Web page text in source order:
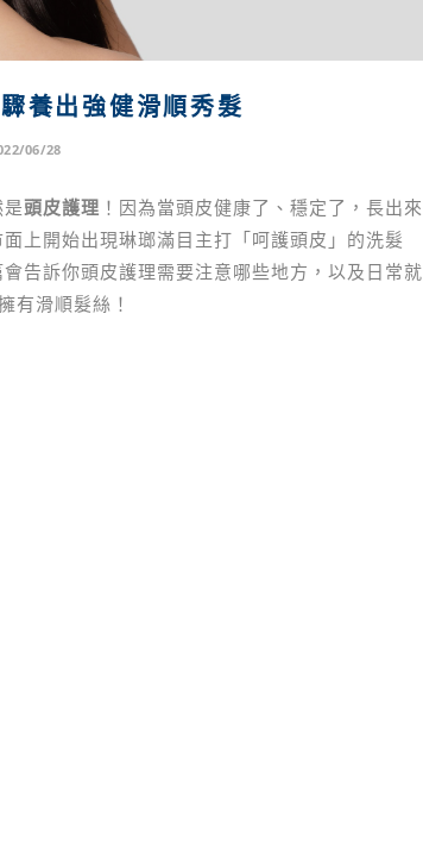
養出強健滑順秀髮
06/28
頭皮護理 ！因為當頭皮健康了、穩定了，長出來
上開始出現琳瑯滿目主打「呵護頭皮」的洗髮
告訴你頭皮護理需要注意哪些地方，以及日常就
有滑順髮絲！